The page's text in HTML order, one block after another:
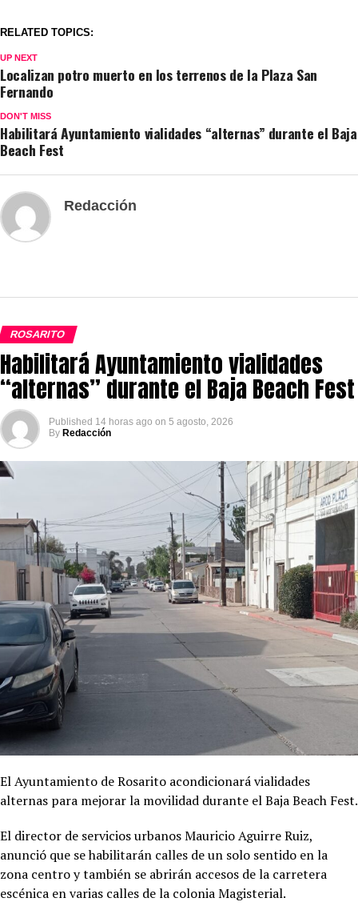
RELATED TOPICS:
UP NEXT
Localizan potro muerto en los terrenos de la Plaza San
Fernando
DON'T MISS
Habilitará Ayuntamiento vialidades “alternas” durante el Baja
Beach Fest
Redacción
ROSARITO
Habilitará Ayuntamiento vialidades
“alternas” durante el Baja Beach Fest
Published 14 horas ago on 5 agosto, 2026
By Redacción
El Ayuntamiento de Rosarito acondicionará vialidades
alternas para mejorar la movilidad durante el Baja Beach Fest.
El director de servicios urbanos Mauricio Aguirre Ruiz,
anunció que se habilitarán calles de un solo sentido en la
zona centro y también se abrirán accesos de la carretera
escénica en varias calles de la colonia Magisterial.